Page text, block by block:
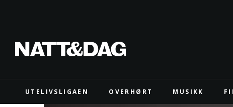
UTELIVSLIGAEN OVERHØRT MUSIKK